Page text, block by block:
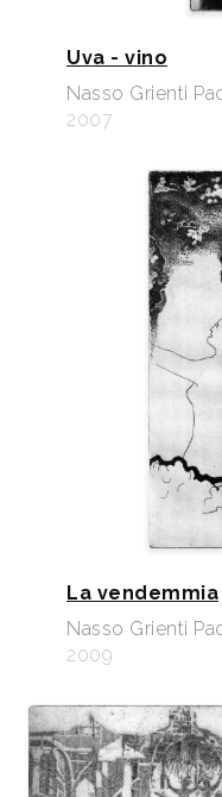
Uva - vino
Nasso Grienti
2007
La vendemmia
Nasso Grienti
2009